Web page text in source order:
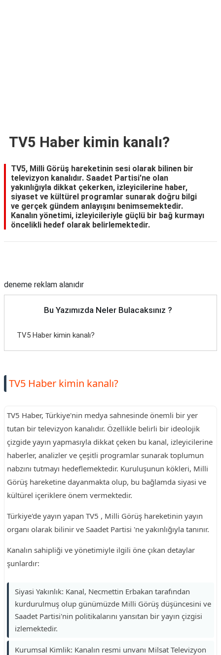
TV5 Haber kimin kanalı?
TV5, Milli Görüş hareketinin sesi olarak bilinen bir
televizyon kanalıdır. Saadet Partisi'ne olan
yakınlığıyla dikkat çekerken, izleyicilerine haber,
siyaset ve kültürel programlar sunarak doğru bilgi
ve gerçek gündem anlayışını benimsemektedir.
Kanalın yönetimi, izleyicileriyle güçlü bir bağ kurmayı
öncelikli hedef olarak belirlemektedir.
deneme reklam alanıdır
Bu Yazımızda Neler Bulacaksınız ?
TV5 Haber kimin kanalı?
TV5 Haber kimin kanalı?
TV5 Haber, Türkiye'nin medya sahnesinde önemli bir yer
tutan bir televizyon kanalıdır. Özellikle belirli bir ideolojik
çizgide yayın yapmasıyla dikkat çeken bu kanal, izleyicilerine
haberler, analizler ve çeşitli programlar sunarak toplumun
nabzını tutmayı hedeflemektedir. Kuruluşunun kökleri, Milli
Görüş hareketine dayanmakta olup, bu bağlamda siyasi ve
kültürel içeriklere önem vermektedir.
Türkiye'de yayın yapan TV5 , Milli Görüş hareketinin yayın
organı olarak bilinir ve Saadet Partisi 'ne yakınlığıyla tanınır.
Kanalın sahipliği ve yönetimiyle ilgili öne çıkan detaylar
şunlardır:
Siyasi Yakınlık: Kanal, Necmettin Erbakan tarafından
kurdurulmuş olup günümüzde Milli Görüş düşüncesini ve
Saadet Partisi'nin politikalarını yansıtan bir yayın çizgisi
izlemektedir.
Kurumsal Kimlik: Kanalın resmi unvanı Milsat Televizyon